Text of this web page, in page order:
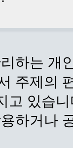
하는 개
주제의
고 있습
하거나